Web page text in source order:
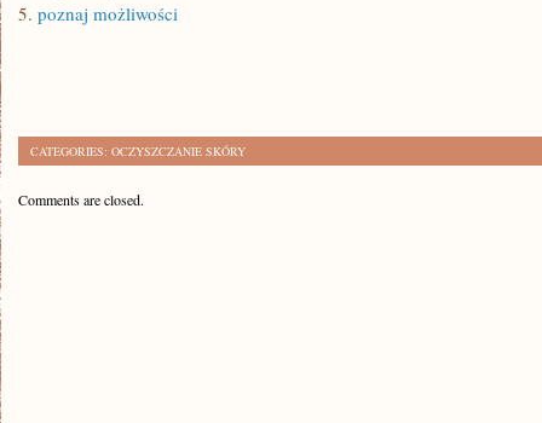
5. poznaj możliwości
CATEGORIES: OCZYSZCZANIE SKÓRY
Comments are closed.